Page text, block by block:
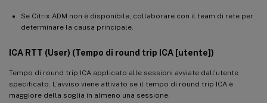
Se Citrix ADM non è disponibile, collaborare con il team di rete per
determinare la causa principale.
ICA RTT (User) (Tempo di round trip ICA [utente])
Tempo di round trip ICA applicato alle sessioni avviate dall’utente
specificato. L’avviso viene attivato se il tempo di round trip ICA è
maggiore della soglia in almeno una sessione.